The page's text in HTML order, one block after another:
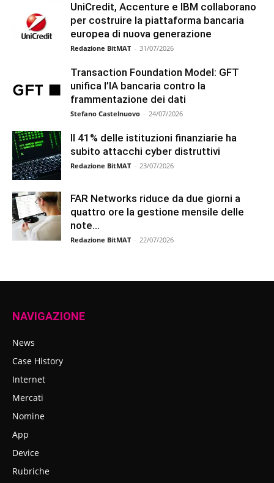
UniCredit, Accenture e IBM collaborano
per costruire la piattaforma bancaria
europea di nuova generazione
Redazione BitMAT - 31/07/2026
Transaction Foundation Model: GFT
unifica l’IA bancaria contro la
frammentazione dei dati
Stefano Castelnuovo - 24/07/2026
Il 41% delle istituzioni finanziarie ha
subito attacchi cyber distruttivi
Redazione BitMAT - 23/07/2026
FAR Networks riduce da due giorni a
quattro ore la gestione mensile delle
note...
Redazione BitMAT - 22/07/2026
NAVIGAZIONE
News
Case History
Internet
Mercati
Nomine
App
Device
Rubriche